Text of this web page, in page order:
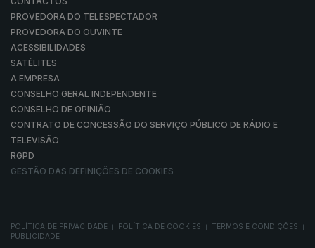
PROVEDORA DO TELESPECTADOR
PROVEDORA DO OUVINTE
ACESSIBILIDADES
SATÉLITES
A EMPRESA
CONSELHO GERAL INDEPENDENTE
CONSELHO DE OPINIÃO
CONTRATO DE CONCESSÃO DO SERVIÇO PÚBLICO DE RÁDIO E
TELEVISÃO
RGPD
GESTÃO DAS DEFINIÇÕES DE COOKIES
POLÍTICA DE PRIVACIDADE POLÍTICA DE COOKIES TERMOS E CONDIÇÕES
PUBLICIDADE